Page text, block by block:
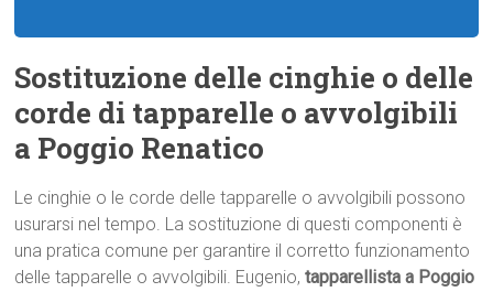
Sostituzione delle cinghie o delle
corde di tapparelle o avvolgibili
a Poggio Renatico
Le cinghie o le corde delle tapparelle o avvolgibili possono
usurarsi nel tempo. La sostituzione di questi componenti è
una pratica comune per garantire il corretto funzionamento
delle tapparelle o avvolgibili. Eugenio,tapparellista a Poggio